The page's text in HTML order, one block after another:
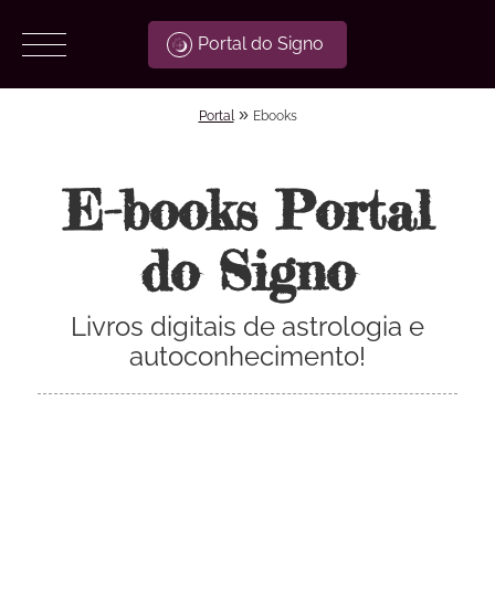
Portal do Signo
Portal » Ebooks
E-books Portal
do Signo
Livros digitais de astrologia e
autoconhecimento!